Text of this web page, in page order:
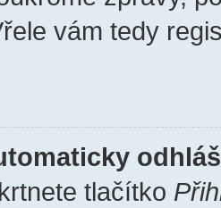
vám tedy
tlačítko